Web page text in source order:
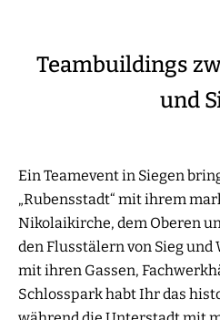
Teambuildings
und
Ein Teamevent in Siegen
„Rubensstadt“ mit ihrem
Nikolaikirche, dem Oberen
den Flusstälern von Sieg und
mit ihren Gassen,
Schlosspark habt Ihr das